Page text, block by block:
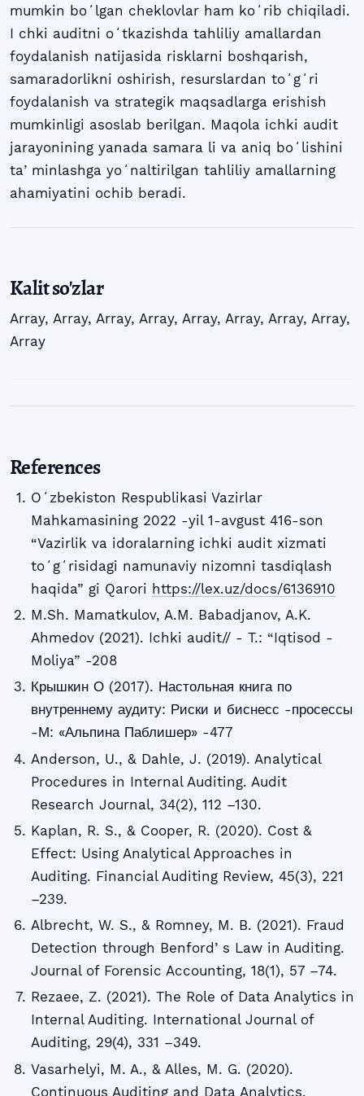
mumkin boʻlgan cheklovlar ham koʻrib chiqiladi.
I chki auditni oʻtkazishda tahliliy amallardan
foydalanish natijasida risklarni boshqarish,
samaradorlikni oshirish, resurslardan toʻgʻri
foydalanish va strategik maqsadlarga erishish
mumkinligi asoslab berilgan. Maqola ichki audit
jarayonining yanada samara li va aniq boʻlishini
taʼminlashga yoʻnaltirilgan tahliliy amallarning
ahamiyatini ochib beradi.
Kalit so'zlar
Array, Array, Array, Array, Array, Array, Array, Array,
Array
References
Oʻzbekiston Respublikasi Vazirlar
Mahkamasining 2022 -yil 1-avgust 416-son
“Vazirlik va idoralarning ichki audit xizmati
toʻgʻrisidagi namunaviy nizomni tasdiqlash
haqida” gi Qarori https://lex.uz/docs/6136910
M.Sh. Mamatkulov, A.M. Babadjanov, A.K.
Ahmedov (2021). Ichki audit// - T.: “Iqtisod -
Moliya” -208
Крышкин О (2017). Настольная книга по
внутреннему аудиту: Риски и биснесс -просессы
-М: «Альпина Паблишер» -477
Anderson, U., & Dahle, J. (2019). Analytical
Procedures in Internal Auditing. Audit
Research Journal, 34(2), 112 –130.
Kaplan, R. S., & Cooper, R. (2020). Cost &
Effect: Using Analytical Approaches in
Auditing. Financial Auditing Review, 45(3), 221
–239.
Albrecht, W. S., & Romney, M. B. (2021). Fraud
Detection through Benfordʼs Law in Auditing.
Journal of Forensic Accounting, 18(1), 57 –74.
Rezaee, Z. (2021). The Role of Data Analytics in
Internal Auditing. International Journal of
Auditing, 29(4), 331 –349.
Vasarhelyi, M. A., & Alles, M. G. (2020).
Continuous Auditing and Data Analytics.